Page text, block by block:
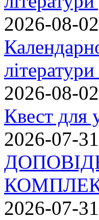
2026-08-
2026-08-
Квест для
2026-07-
2026-07-